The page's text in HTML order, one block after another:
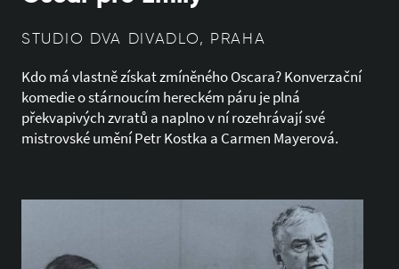
STUDIO DVA DIVADLO, PRAHA
Kdo má vlastně získat zmíněného Oscara? Konverzační
komedie o stárnoucím hereckém páru je plná
překvapivých zvratů a naplno v ní rozehrávají své
mistrovské umění Petr Kostka a Carmen Mayerová.